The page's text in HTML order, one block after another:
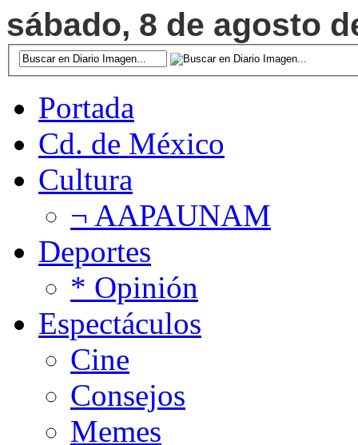
sábado, 8 de agosto
Portada
Cd. de México
Cultura
¬ AAPAUNAM
Deportes
* Opinión
Espectáculos
Cine
Consejos
Memes